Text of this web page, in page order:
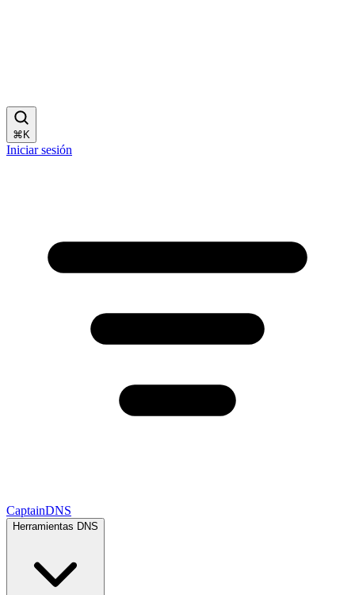
⌘ K
Iniciar sesión
CaptainDNS
Herramientas DNS